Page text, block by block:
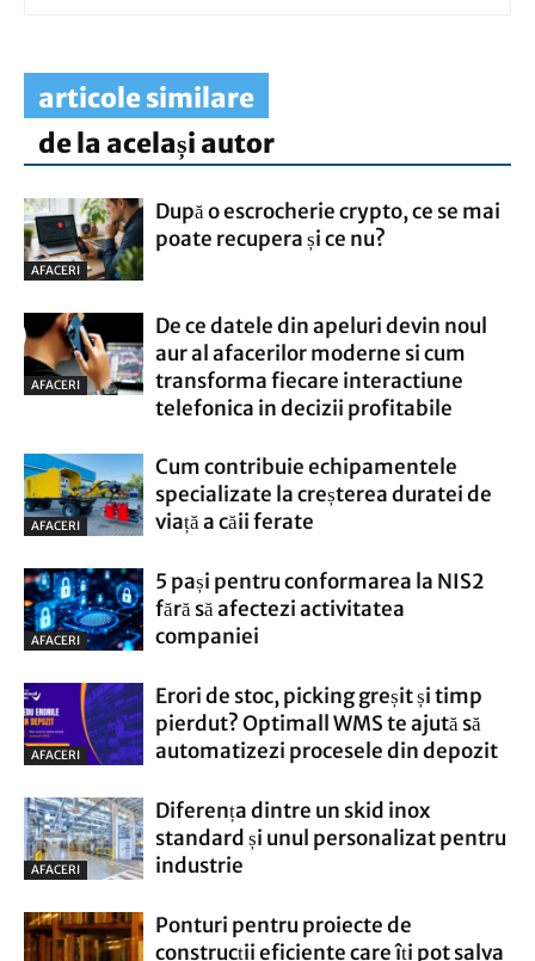
articole similare
de la același autor
AFACERI
După o escrocherie crypto, ce se mai
poate recupera și ce nu?
AFACERI
De ce datele din apeluri devin noul
aur al afacerilor moderne si cum
transforma fiecare interactiune
telefonica in decizii profitabile
AFACERI
Cum contribuie echipamentele
specializate la creșterea duratei de
viață a căii ferate
AFACERI
5 pași pentru conformarea la NIS2
fără să afectezi activitatea
companiei
AFACERI
Erori de stoc, picking greșit și timp
pierdut? Optimall WMS te ajută să
automatizezi procesele din depozit
AFACERI
Diferența dintre un skid inox
standard și unul personalizat pentru
industrie
Ponturi pentru proiecte de
construcții eficiente care îți pot salva